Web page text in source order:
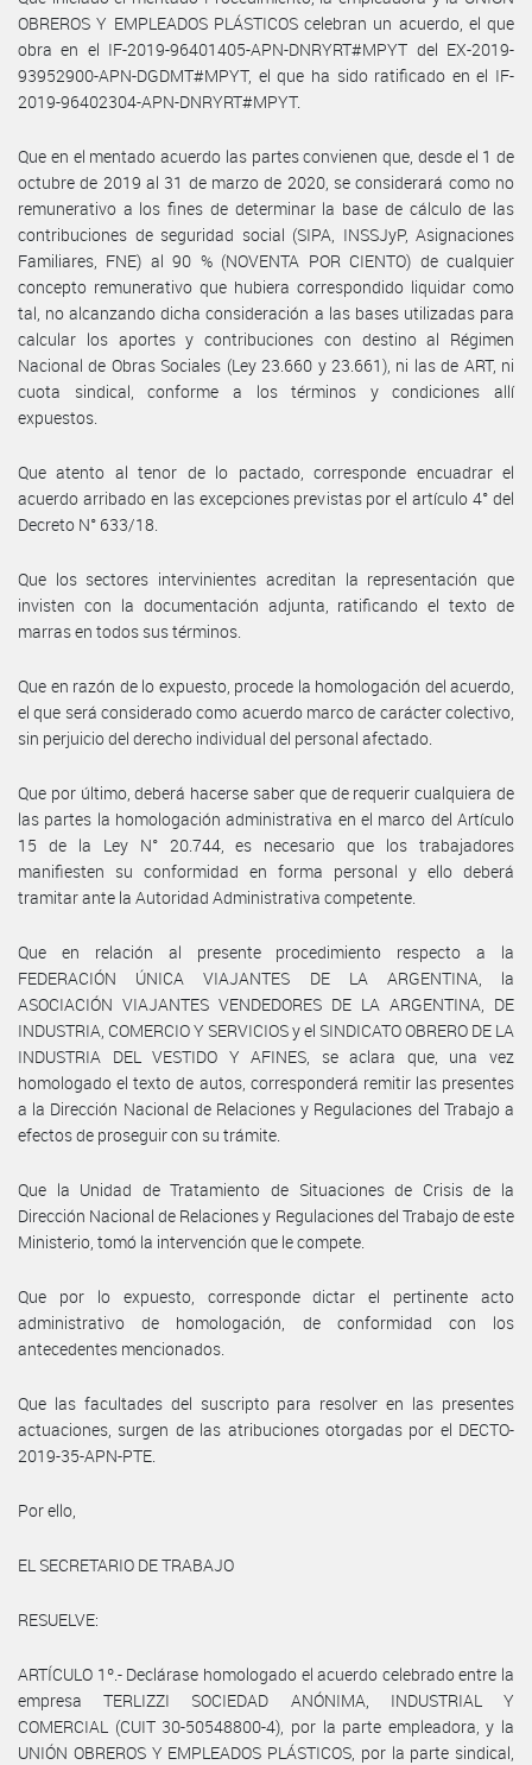
OBREROS Y EMPLEADOS PLÁSTICOS celebran un acuerdo, el que
obra en el IF-2019-96401405-APN-DNRYRT#MPYT del EX-2019-
93952900-APN-DGDMT#MPYT, el que ha sido ratificado en el IF-
2019-96402304-APN-DNRYRT#MPYT.
Que en el mentado acuerdo las partes convienen que, desde el 1 de
octubre de 2019 al 31 de marzo de 2020, se considerará como no
remunerativo a los fines de determinar la base de cálculo de las
contribuciones de seguridad social (SIPA, INSSJyP, Asignaciones
Familiares, FNE) al 90 % (NOVENTA POR CIENTO) de cualquier
concepto remunerativo que hubiera correspondido liquidar como
tal, no alcanzando dicha consideración a las bases utilizadas para
calcular los aportes y contribuciones con destino al Régimen
Nacional de Obras Sociales (Ley 23.660 y 23.661), ni las de ART, ni
cuota sindical, conforme a los términos y condiciones allí
expuestos.
Que atento al tenor de lo pactado, corresponde encuadrar el
acuerdo arribado en las excepciones previstas por el artículo 4° del
Decreto N° 633/18.
Que los sectores intervinientes acreditan la representación que
invisten con la documentación adjunta, ratificando el texto de
marras en todos sus términos.
Que en razón de lo expuesto, procede la homologación del acuerdo,
el que será considerado como acuerdo marco de carácter colectivo,
sin perjuicio del derecho individual del personal afectado.
Que por último, deberá hacerse saber que de requerir cualquiera de
las partes la homologación administrativa en el marco del Artículo
15 de la Ley N° 20.744, es necesario que los trabajadores
manifiesten su conformidad en forma personal y ello deberá
tramitar ante la Autoridad Administrativa competente.
Que en relación al presente procedimiento respecto a la
FEDERACIÓN ÚNICA VIAJANTES DE LA ARGENTINA, la
ASOCIACIÓN VIAJANTES VENDEDORES DE LA ARGENTINA, DE
INDUSTRIA, COMERCIO Y SERVICIOS y el SINDICATO OBRERO DE LA
INDUSTRIA DEL VESTIDO Y AFINES, se aclara que, una vez
homologado el texto de autos, corresponderá remitir las presentes
a la Dirección Nacional de Relaciones y Regulaciones del Trabajo a
efectos de proseguir con su trámite.
Que la Unidad de Tratamiento de Situaciones de Crisis de la
Dirección Nacional de Relaciones y Regulaciones del Trabajo de este
Ministerio, tomó la intervención que le compete.
Que por lo expuesto, corresponde dictar el pertinente acto
administrativo de homologación, de conformidad con los
antecedentes mencionados.
Que las facultades del suscripto para resolver en las presentes
actuaciones, surgen de las atribuciones otorgadas por el DECTO-
2019-35-APN-PTE.
Por ello,
EL SECRETARIO DE TRABAJO
RESUELVE:
ARTÍCULO 1º.- Declárase homologado el acuerdo celebrado entre la
empresa TERLIZZI SOCIEDAD ANÓNIMA, INDUSTRIAL Y
COMERCIAL (CUIT 30-50548800-4), por la parte empleadora, y la
UNIÓN OBREROS Y EMPLEADOS PLÁSTICOS, por la parte sindical,